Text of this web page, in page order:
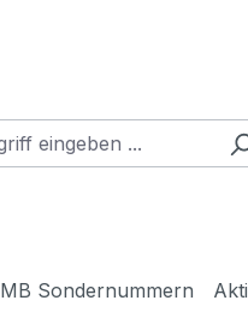
MB Sondernummern